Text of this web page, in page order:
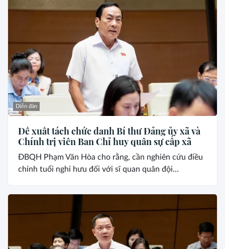
Diễn đàn
Đề xuất tách chức danh Bí thư Đảng ủy xã và
Chính trị viên Ban Chỉ huy quân sự cấp xã
ĐBQH Phạm Văn Hòa cho rằng, cần nghiên cứu điều
chỉnh tuổi nghỉ hưu đối với sĩ quan quân đội...